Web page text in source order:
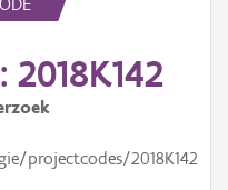
projectcodes/2018K142